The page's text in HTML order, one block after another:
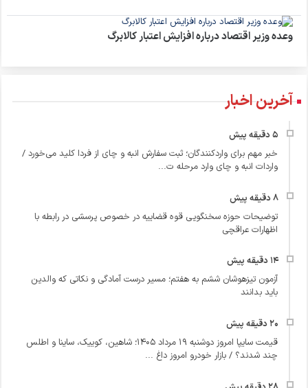
وعده وزیر اقتصاد درباره افزایش اعتبار کالابرگ
آخرین اخبار
خبر مهم برای واردکنندگان؛ ثبت سفارش انبه و چای از فردا کلید می‌خورد /
واردات انبه و چای وارد مرحله ت...
توضیحات حوزه سخنگویی قوه قضاییه در خصوص پرسشی در رابطه با
اظهارات عراقچی
آزمون تیزهوشان ششم به هفتم؛ مسیر درست آمادگی و نکاتی که والدین
باید بدانند
قیمت سایپا امروز دوشنبه ۱۹ مرداد ۱۴۰۵؛ شاهین، کوییک، ساینا و اطلس
چند شدند؟ / بازار خودرو امروز داغ ...